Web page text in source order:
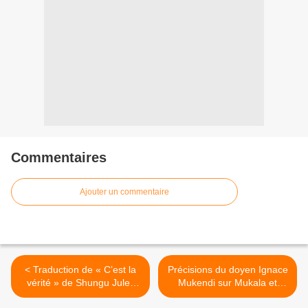
Commentaires
Ajouter un commentaire
< Traduction de « C’est la
vérité » de Shungu Jules
(Papa Wemba) et le Zaïko,
Précisions du doyen Ignace
Mukendi sur Mukala et
d’autres « acolytes » de